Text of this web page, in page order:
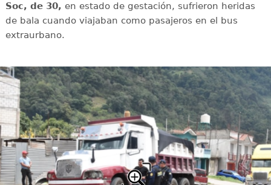
Soc, de 30, en estado de gestación, sufrieron heridas
de bala cuando viajaban como pasajeros en el bus
extraurbano.